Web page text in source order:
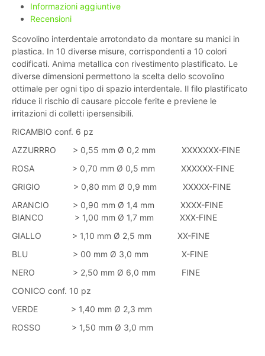
Informazioni aggiuntive
Recensioni
Scovolino interdentale arrotondato da montare su manici in
plastica. In 10 diverse misure, corrispondenti a 10 colori
codificati. Anima metallica con rivestimento plastificato. Le
diverse dimensioni permettono la scelta dello scovolino
ottimale per ogni tipo di spazio interdentale. Il filo plastificato
riduce il rischio di causare piccole ferite e previene le
irritazioni di colletti ipersensibili.
RICAMBIO conf. 6 pz
AZZURRRO > 0,55 mm Ø 0,2 mm XXXXXXX-FINE
ROSA > 0,70 mm Ø 0,5 mm XXXXXX-FINE
GRIGIO > 0,80 mm Ø 0,9 mm XXXXX-FINE
ARANCIO > 0,90 mm Ø 1,4 mm XXXX-FINE
BIANCO > 1,00 mm Ø 1,7 mm XXX-FINE
GIALLO > 1,10 mm Ø 2,5 mm XX-FINE
BLU > 00 mm Ø 3,0 mm X-FINE
NERO > 2,50 mm Ø 6,0 mm FINE
CONICO conf. 10 pz
VERDE > 1,40 mm Ø 2,3 mm
ROSSO > 1,50 mm Ø 3,0 mm